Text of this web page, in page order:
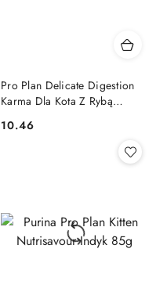
Pro Plan Delicate Digestion
Karma Dla Kota Z Rybą
Cena:
10.46